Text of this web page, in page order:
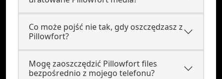
Co może pojść nie tak, gdy oszczędzasz z
Pillowfort?
Mogę zaoszczędzić Pillowfort files
bezpośrednio z mojego telefonu?